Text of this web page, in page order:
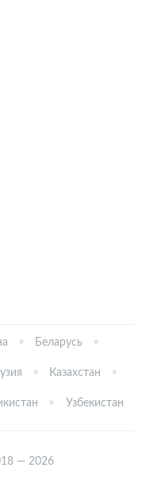
Беларусь
Казахстан
Узбекистан
— 2026